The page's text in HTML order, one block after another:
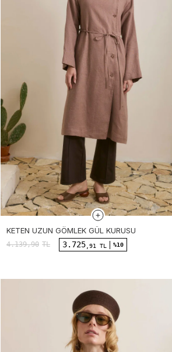
KETEN UZUN GÖMLEK GÜL KURUSU
4.139,90 TL 3.725 ,91 TL %10